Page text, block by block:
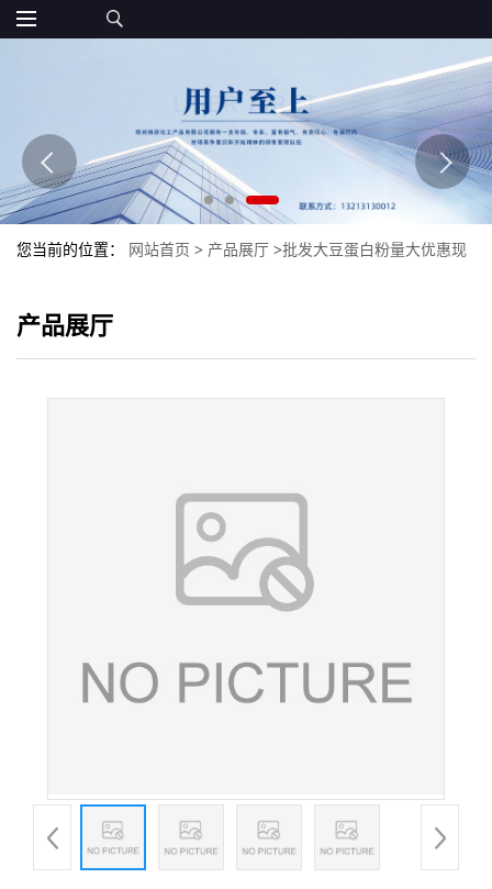
您当前的位置： 网站首页 > 产品展厅 >批发大豆蛋白粉量大优惠现
产品展厅